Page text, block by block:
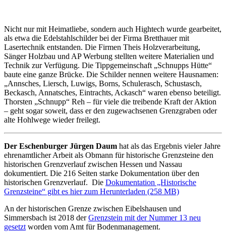
Nicht nur mit Heimatliebe, sondern auch Hightech wurde gearbeitet,
als etwa die Edelstahlschilder bei der Firma Bretthauer mit
Lasertechnik entstanden. Die Firmen Theis Holzverarbeitung,
Sänger Holzbau und AP Werbung stellten weitere Materialien und
Technik zur Verfügung. Die Tippgemeinschaft „Schnupps Hütte“
baute eine ganze Brücke. Die Schilder nennen weitere Hausnamen:
„Annsches, Liersch, Luwigs, Borns, Schulerasch, Schustasch,
Beckasch, Annatsches, Eintrachts, Ackasch“ waren ebenso beteiligt.
Thorsten „Schnupp“ Reh – für viele die treibende Kraft der Aktion
– geht sogar soweit, dass er den zugewachsenen Grenzgraben oder
alte Hohlwege wieder freilegt.
Der Eschenburger Jürgen Daum hat als das Ergebnis vieler Jahre
ehrenamtlicher Arbeit als Obmann für historische Grenzsteine den
historischen Grenzverlauf zwischen Hessen und Nassau
dokumentiert. Die 216 Seiten starke Dokumentation über den
historischen Grenzverlauf. Die Dokumentation „Historische
Grenzsteine“ gibt es hier zum Herunterladen (258 MB)
An der historischen Grenze zwischen Eibelshausen und
Simmersbach ist 2018 derGrenzstein mit der Nummer 13 neu
gesetztworden vom Amt für Bodenmanagement.